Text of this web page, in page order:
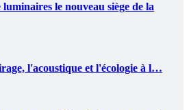
le nouveau siège de la
l'acoustique et l'écologie à l…